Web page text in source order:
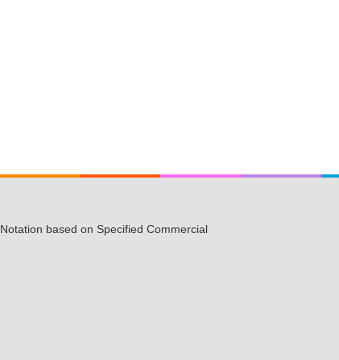
Notation based on Specified Commercial